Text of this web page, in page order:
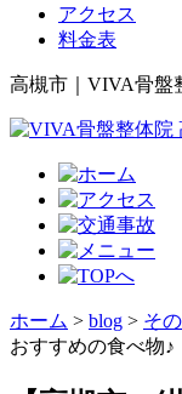
アクセス
料金表
高槻市｜VIVA骨盤
ホーム > blog > そ
おすすめの食べ物♪